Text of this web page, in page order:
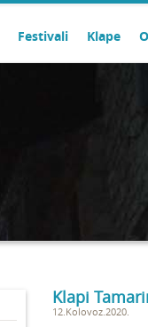
Festivali Klape
Klapi
12.Kolovoz.2020.